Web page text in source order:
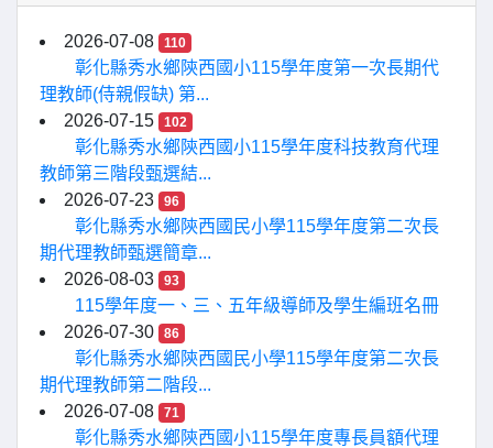
2026-07-08 110
彰化縣秀水鄉陝西國小115學年度第一次長期代
理教師(侍親假缺) 第...
2026-07-15
102
彰化縣秀水鄉陝西國小115學年度科技教育代理
教師第三階段甄選結...
2026-07-23
96
彰化縣秀水鄉陝西國民小學115學年度第二次長
期代理教師甄選簡章...
2026-08-03
93
115學年度一、三、五年級導師及學生編班名冊
2026-07-30
86
彰化縣秀水鄉陝西國民小學115學年度第二次長
期代理教師第二階段...
2026-07-08
71
彰化縣秀水鄉陝西國小115學年度專長員額代理